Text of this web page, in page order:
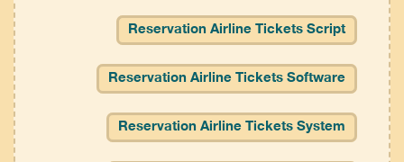
Reservation Airline Tickets Script
Reservation Airline Tickets Software
Reservation Airline Tickets System